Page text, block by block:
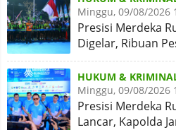
Minggu, 09/08/2026
Presisi Merdeka
Digelar, Ribuan
Nasional
HUKUM &
Minggu, 09/08/2026
Presisi Merdeka
Lancar, Kapolda